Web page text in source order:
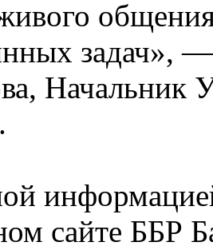
задач»,
Начальник
сайте ББР